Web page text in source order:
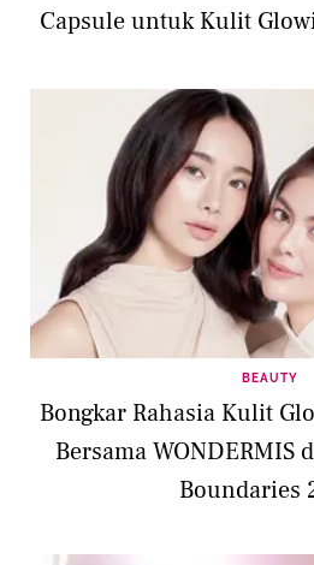
Capsule untuk Kulit
BEAUTY
Bongkar Rahasia Kulit
Bersama WONDERMIS
Boundaries